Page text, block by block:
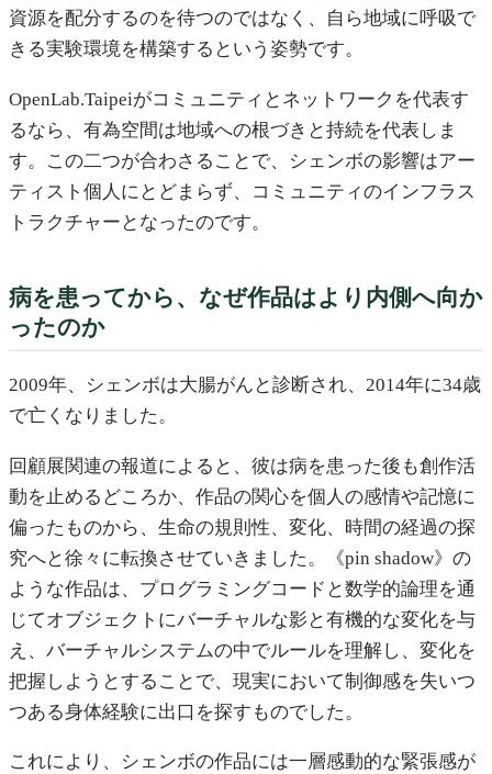
資源を配分するのを待つのではなく、自ら地域に呼吸で
きる実験環境を構築するという姿勢です。
OpenLab.Taipeiがコミュニティとネットワークを代表す
るなら、有為空間は地域への根づきと持続を代表しま
す。この二つが合わさることで、シェンボの影響はアー
ティスト個人にとどまらず、コミュニティのインフラス
トラクチャーとなったのです。
病を患ってから、なぜ作品はより内側へ向か
ったのか
2009年、シェンボは大腸がんと診断され、2014年に34歳
で亡くなりました。
回顧展関連の報道によると、彼は病を患った後も創作活
動を止めるどころか、作品の関心を個人の感情や記憶に
偏ったものから、生命の規則性、変化、時間の経過の探
究へと徐々に転換させていきました。《pin shadow》の
ような作品は、プログラミングコードと数学的論理を通
じてオブジェクトにバーチャルな影と有機的な変化を与
え、バーチャルシステムの中でルールを理解し、変化を
把握しようとすることで、現実において制御感を失いつ
つある身体経験に出口を探すものでした。
これにより、シェンボの作品には一層感動的な緊張感が